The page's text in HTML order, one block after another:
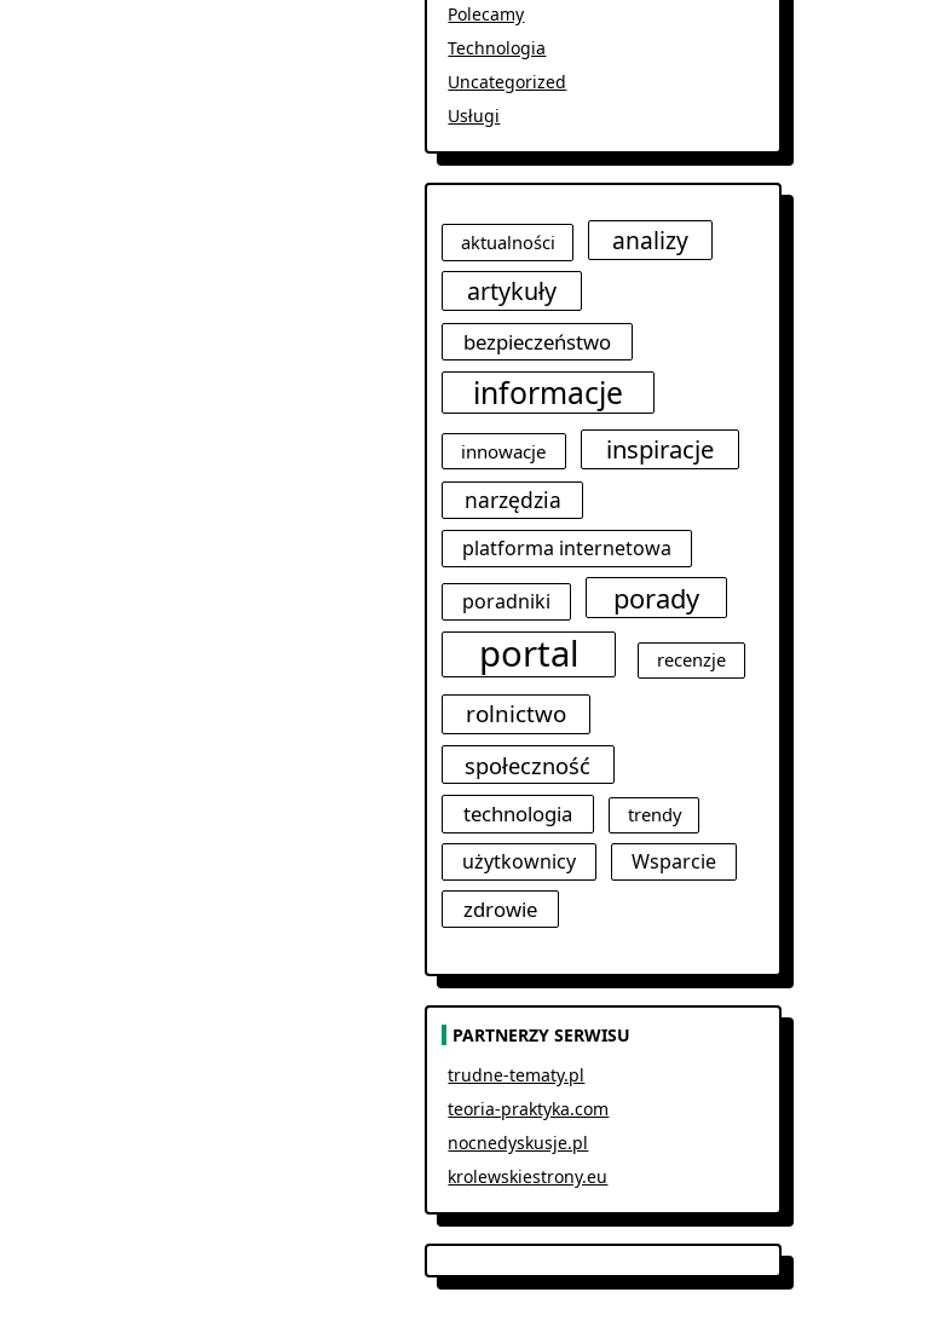
Polecamy
Technologia
Uncategorized
Usługi
aktualności
analizy
artykuły
bezpieczeństwo
informacje
innowacje inspiracje
narzędzia
platforma internetowa
poradniki
porady
portal recenzje
rolnictwo
społeczność
technologia trendy
użytkownicy Wsparcie
zdrowie
PARTNERZY SERWISU
trudne-tematy.pl
teoria-praktyka.com
nocnedyskusje.pl
krolewskiestrony.eu